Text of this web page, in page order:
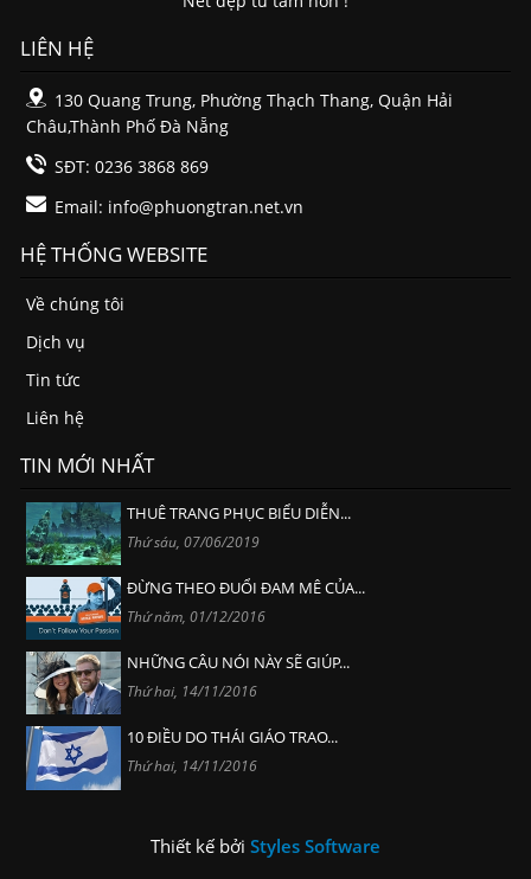
LIÊN HỆ
130 Quang Trung, Phường Thạch Thang, Quận Hải
Châu,Thành Phố Đà Nẵng
SĐT: 0236 3868 869
Email: info@phuongtran.net.vn
HỆ THỐNG WEBSITE
Về chúng tôi
Dịch vụ
Tin tức
Liên hệ
TIN MỚI NHẤT
THUÊ TRANG PHỤC BIỂU DIỄN...
Thứ sáu, 07/06/2019
ĐỪNG THEO ĐUỔI ĐAM MÊ CỦA...
Thứ năm, 01/12/2016
NHỮNG CÂU NÓI NÀY SẼ GIÚP...
Thứ hai, 14/11/2016
10 ĐIỀU DO THÁI GIÁO TRAO...
Thứ hai, 14/11/2016
Thiết kế bởi Styles Software